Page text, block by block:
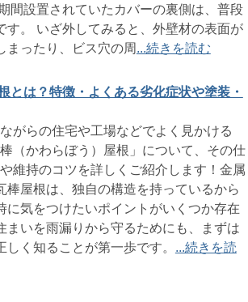
間設置されていたカバーの裏側は、普段
す。 いざ外してみると、外壁材の表面が
まったり、ビス穴の周 ...続きを読む
とは？特徴・よくある劣化症状や塗装・
がらの住宅や工場などでよく見かける
棒（かわらぼう）屋根」について、その仕
維持のコツを詳しくご紹介します！金属
棒屋根は、独自の構造を持っているから
に気をつけたいポイントがいくつか存在
まいを雨漏りから守るためにも、まずは
く知ることが第一歩です。 ...続きを読